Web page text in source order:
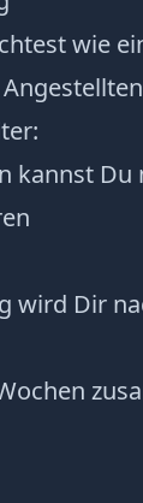
wie
kannst
wird Dir